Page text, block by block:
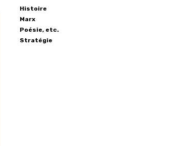
Histoire
Marx
Poésie, etc.
Stratégie